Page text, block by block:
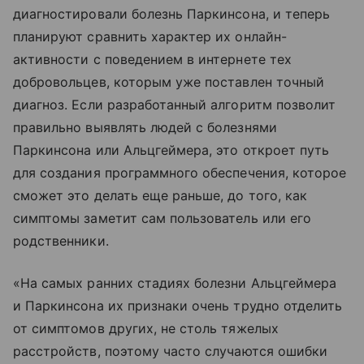
диагностировали болезнь Паркинсона, и теперь
планируют сравнить характер их онлайн-
активности с поведением в интернете тех
добровольцев, которым уже поставлен точный
диагноз. Если разработанный алгоритм позволит
правильно выявлять людей с болезнями
Паркинсона или Альцгеймера, это откроет путь
для создания программного обеспечения, которое
сможет это делать еще раньше, до того, как
симптомы заметит сам пользователь или его
родственники.
«На самых ранних стадиях болезни Альцгеймера
и Паркинсона их признаки очень трудно отделить
от симптомов других, не столь тяжелых
расстройств, поэтому часто случаются ошибки